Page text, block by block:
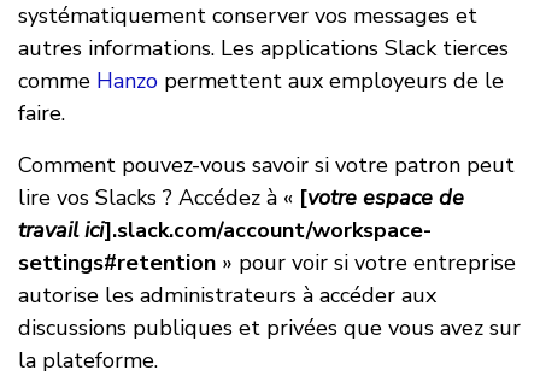
systématiquement conserver vos messages et
autres informations. Les applications Slack tierces
comme Hanzo permettent aux employeurs de le
faire.
Comment pouvez-vous savoir si votre patron peut
lire vos Slacks ? Accédez à « [votre espace de
travail ici].slack.com/account/workspace-
settings#retention » pour voir si votre entreprise
autorise les administrateurs à accéder aux
discussions publiques et privées que vous avez sur
la plateforme.